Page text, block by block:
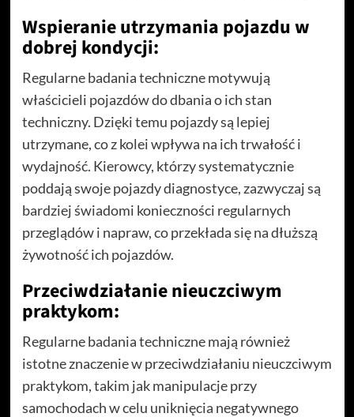
Wspieranie utrzymania pojazdu w
dobrej kondycji:
Regularne badania techniczne motywują
właścicieli pojazdów do dbania o ich stan
techniczny. Dzięki temu pojazdy są lepiej
utrzymane, co z kolei wpływa na ich trwałość i
wydajność. Kierowcy, którzy systematycznie
poddają swoje pojazdy diagnostyce, zazwyczaj są
bardziej świadomi konieczności regularnych
przeglądów i napraw, co przekłada się na dłuższą
żywotność ich pojazdów.
Przeciwdziałanie nieuczciwym
praktykom:
Regularne badania techniczne mają również
istotne znaczenie w przeciwdziałaniu nieuczciwym
praktykom, takim jak manipulacje przy
samochodach w celu uniknięcia negatywnego